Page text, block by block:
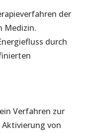
der
Medizin.
durch
Verfahren zur
von